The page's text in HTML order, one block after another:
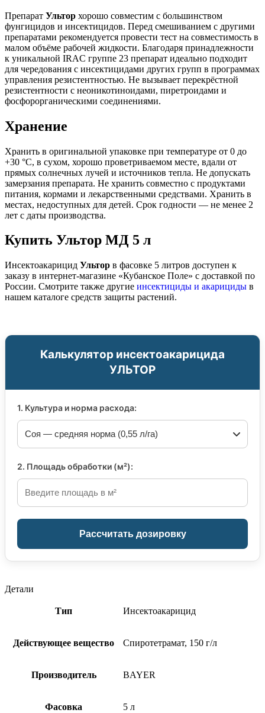
Препарат Ультор хорошо совместим с большинством
фунгицидов и инсектицидов. Перед смешиванием с другими
препаратами рекомендуется провести тест на совместимость в
малом объёме рабочей жидкости. Благодаря принадлежности
к уникальной IRAC группе 23 препарат идеально подходит
для чередования с инсектицидами других групп в программах
управления резистентностью. Не вызывает перекрёстной
резистентности с неоникотиноидами, пиретроидами и
фосфорорганическими соединениями.
Хранение
Хранить в оригинальной упаковке при температуре от 0 до
+30 °C, в сухом, хорошо проветриваемом месте, вдали от
прямых солнечных лучей и источников тепла. Не допускать
замерзания препарата. Не хранить совместно с продуктами
питания, кормами и лекарственными средствами. Хранить в
местах, недоступных для детей. Срок годности — не менее 2
лет с даты производства.
Купить Ультор МД 5 л
Инсектоакарицид Ультор в фасовке 5 литров доступен к
заказу в интернет-магазине «Кубанское Поле» с доставкой по
России. Смотрите также другие инсектициды и акарициды в
нашем каталоге средств защиты растений.
Калькулятор инсектоакарицида
УЛЬТОР
1. Культура и норма расхода:
2. Площадь обработки (м²):
Рассчитать дозировку
Детали
Тип Инсектоакарицид
Действующее вещество Спиротетрамат, 150 г/л
Производитель BAYER
Фасовка 5 л